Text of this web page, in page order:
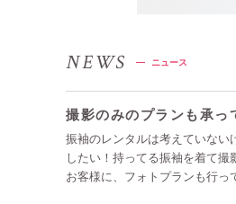
NEWS ニュース
撮影のみのプランも承っ
振袖のレンタルは考えていない
したい！持ってる振袖を着て撮
お客様に、フォトプランも行っ